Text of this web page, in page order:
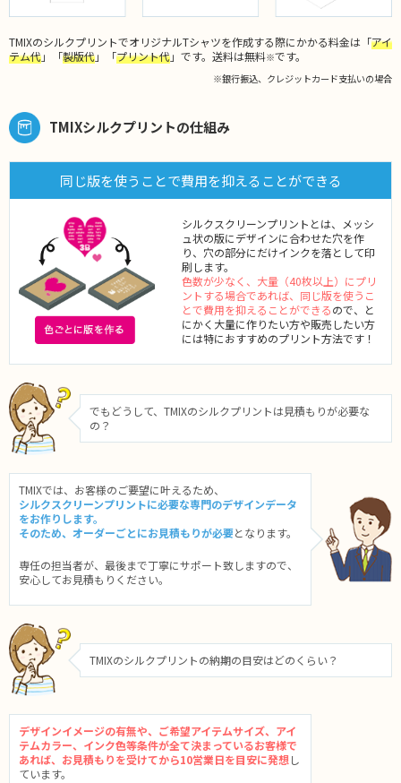
TMIXのシルクプリントでオリジナルTシャツを作成する際にかかる料金は「アイ
テム代」「製版代」「プリント代」です。送料は無料※です。
※銀行振込、クレジットカード支払いの場合
TMIXシルクプリントの仕組み
同じ版を使うことで費用を抑えることができる
シルクスクリーンプリントとは、メッシ
ュ状の版にデザインに合わせた穴を作
り、穴の部分にだけインクを落として印
刷します。
色数が少なく、大量（40枚以上）にプリ
ントする場合であれば、同じ版を使うこ
とで費用を抑えることができるので、と
にかく大量に作りたい方や販売したい方
には特におすすめのプリント方法です！
でもどうして、TMIXのシルクプリントは見積もりが必要な
の？
TMIXでは、お客様のご要望に叶えるため、
シルクスクリーンプリントに必要な専門のデザインデータ
をお作りします。
そのため、オーダーごとにお見積もりが必要となります。
専任の担当者が、最後まで丁寧にサポート致しますので、
安心してお見積もりください。
TMIXのシルクプリントの納期の目安はどのくらい？
デザインイメージの有無や、ご希望アイテムサイズ、アイ
テムカラー、インク色等条件が全て決まっているお客様で
あれば、お見積もりを受けてから10営業日を目安に発想 し
ています。